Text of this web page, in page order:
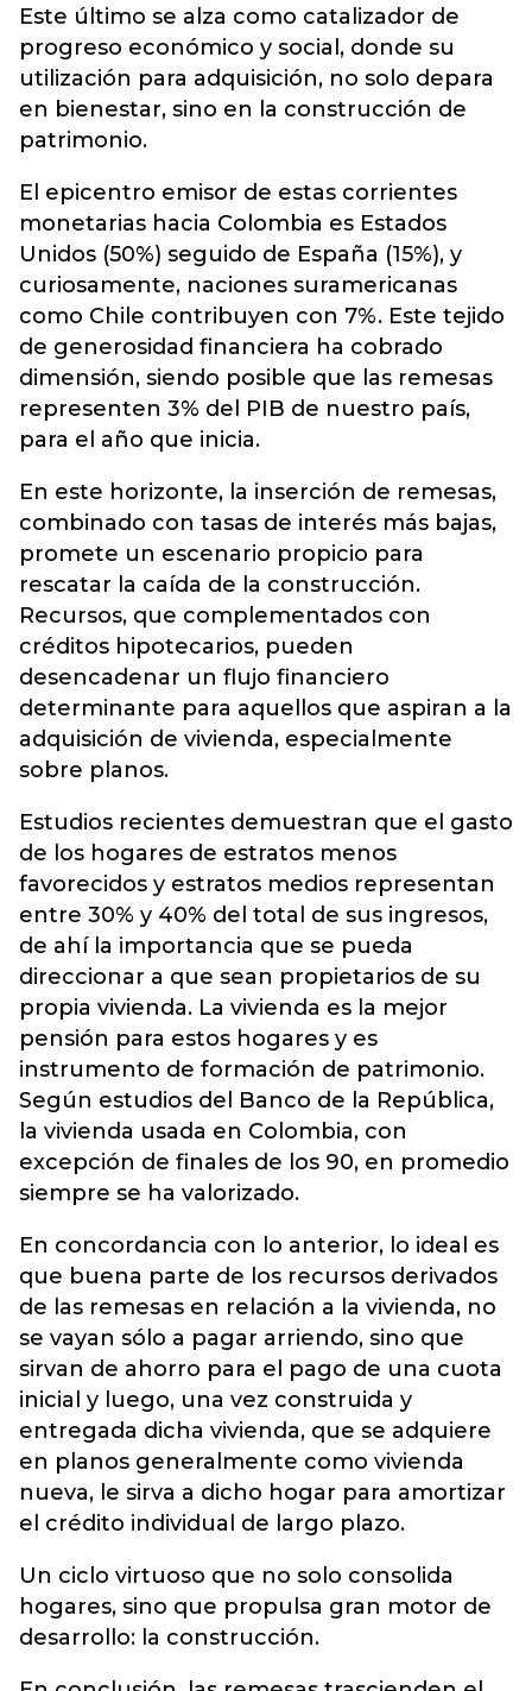
Este último se alza como catalizador de
progreso económico y social, donde su
utilización para adquisición, no solo depara
en bienestar, sino en la construcción de
patrimonio.
El epicentro emisor de estas corrientes
monetarias hacia Colombia es Estados
Unidos (50%) seguido de España (15%), y
curiosamente, naciones suramericanas
como Chile contribuyen con 7%. Este tejido
de generosidad financiera ha cobrado
dimensión, siendo posible que las remesas
representen 3% del PIB de nuestro país,
para el año que inicia.
En este horizonte, la inserción de remesas,
combinado con tasas de interés más bajas,
promete un escenario propicio para
rescatar la caída de la construcción.
Recursos, que complementados con
créditos hipotecarios, pueden
desencadenar un flujo financiero
determinante para aquellos que aspiran a la
adquisición de vivienda, especialmente
sobre planos.
Estudios recientes demuestran que el gasto
de los hogares de estratos menos
favorecidos y estratos medios representan
entre 30% y 40% del total de sus ingresos,
de ahí la importancia que se pueda
direccionar a que sean propietarios de su
propia vivienda. La vivienda es la mejor
pensión para estos hogares y es
instrumento de formación de patrimonio.
Según estudios del Banco de la República,
la vivienda usada en Colombia, con
excepción de finales de los 90, en promedio
siempre se ha valorizado.
En concordancia con lo anterior, lo ideal es
que buena parte de los recursos derivados
de las remesas en relación a la vivienda, no
se vayan sólo a pagar arriendo, sino que
sirvan de ahorro para el pago de una cuota
inicial y luego, una vez construida y
entregada dicha vivienda, que se adquiere
en planos generalmente como vivienda
nueva, le sirva a dicho hogar para amortizar
el crédito individual de largo plazo.
Un ciclo virtuoso que no solo consolida
hogares, sino que propulsa gran motor de
desarrollo: la construcción.